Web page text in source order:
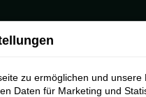
zu ermöglichen und unsere
Daten für Marketing und